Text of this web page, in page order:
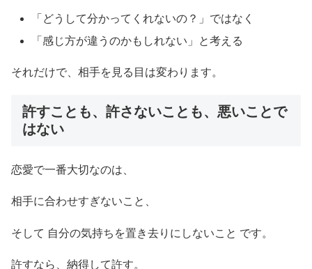
「どうして分かってくれないの？」ではなく
「感じ方が違うのかもしれない」と考える
それだけで、相手を見る目は変わります。
許すことも、許さないことも、悪いことで
はない
恋愛で一番大切なのは、
相手に合わせすぎないこと、
そして 自分の気持ちを置き去りにしないこと です。
許すなら、納得して許す。